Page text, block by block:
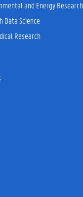
and Energy Research
Data Science
Research